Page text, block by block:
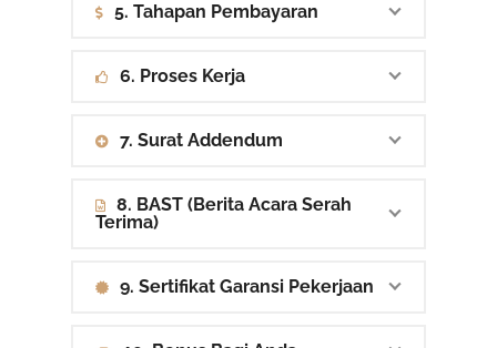
5. Tahapan Pembayaran
6. Proses Kerja
7. Surat Addendum
8. BAST (Berita Acara Serah
Terima)
9. Sertifikat Garansi Pekerjaan